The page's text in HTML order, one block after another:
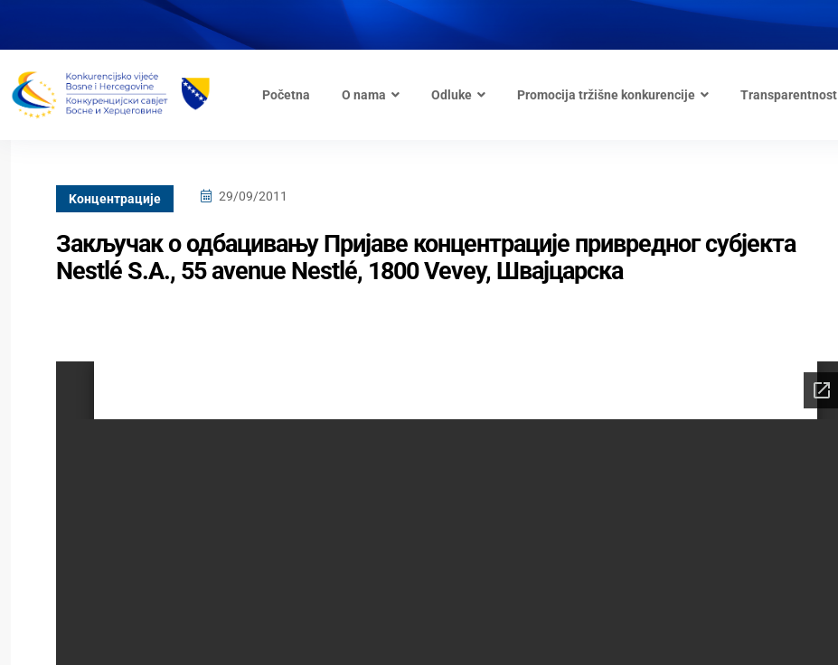
Početna O nama Odluke Promocija tržišne konkurencije Transparentnost
Kонцентрације 29/09/2011
Закључак о одбацивању Пријаве концентрације привредног субјекта
Nestlé S.A., 55 avenue Nestlé, 1800 Vevey, Швaјцарска